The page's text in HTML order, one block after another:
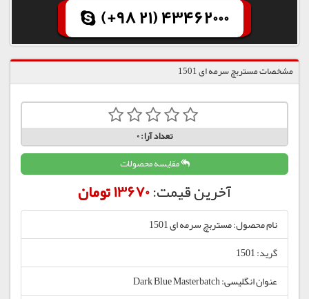
(+98 21) 43462000
مشخصات مستربچ سرمه ای 1501
تعداد آرا:0
مقایسه محصولات
آخرین قیمت:13670 تومان
نام محصول: مستربچ سرمه ای 1501
گرید: 1501
عنوان انگلیسی: Dark Blue Masterbatch